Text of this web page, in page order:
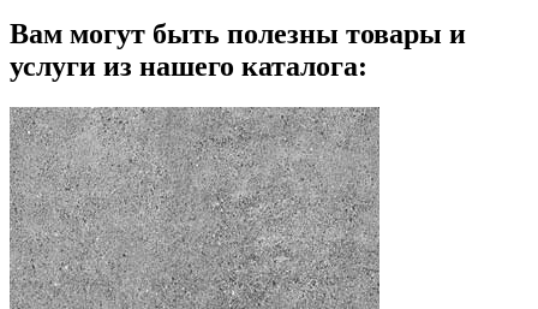
Вам могут быть полезны товары и
услуги из нашего каталога: